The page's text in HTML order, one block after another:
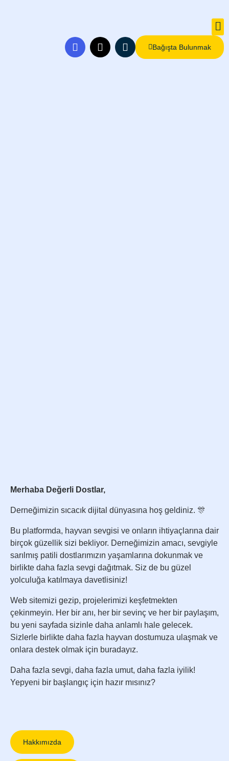
Bağışta Bulunmak
Merhaba Değerli Dostlar,
Derneğimizin sıcacık dijital dünyasına hoş geldiniz. 🎊
Bu platformda, hayvan sevgisi ve onların ihtiyaçlarına dair
birçok güzellik sizi bekliyor. Derneğimizin amacı, sevgiyle
sarılmış patili dostlarımızın yaşamlarına dokunmak ve
birlikte daha fazla sevgi dağıtmak. Siz de bu güzel
yolculuğa katılmaya davetlisiniz!
Web sitemizi gezip, projelerimizi keşfetmekten
çekinmeyin. Her bir anı, her bir sevinç ve her bir paylaşım,
bu yeni sayfada sizinle daha anlamlı hale gelecek.
Sizlerle birlikte daha fazla hayvan dostumuza ulaşmak ve
onlara destek olmak için buradayız.
Daha fazla sevgi, daha fazla umut, daha fazla iyilik!
Yepyeni bir başlangıç için hazır mısınız?
Hakkımızda